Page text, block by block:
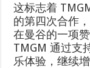
这标志着
的第四次合作
在曼谷的一项
TMGM 通过支
乐体验，继续